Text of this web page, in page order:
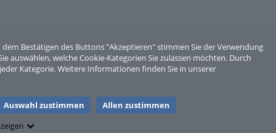
Bestätigen des Buttons "Akzeptieren" stimmen Sie der Verwendung
auswählen, welche Cookie-Kategorien Sie zulassen möchten. Durch
Kategorie. Weitere Informationen finden Sie in unserer
Auswahl zustimmen
Allen zustimmen
Sperber